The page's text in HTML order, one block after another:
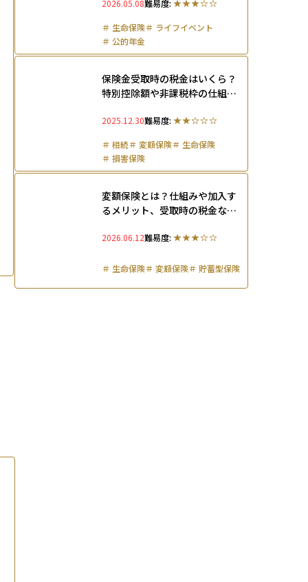
2026.05.08難易度:
＃ 生命保険＃ ライフイベント
＃公的年金
保険金受取時の税金はいくら？
特別控除額や非課税枠の仕組み
2025.12.30難易度:
＃相続＃変額保険＃ 生命保険
＃損害保険
変額保険とは？仕組みや加入す
るメリット、受取時の税金など
2026.06.12難易度:
＃ 生命保険＃変額保険＃ 貯蓄型保険